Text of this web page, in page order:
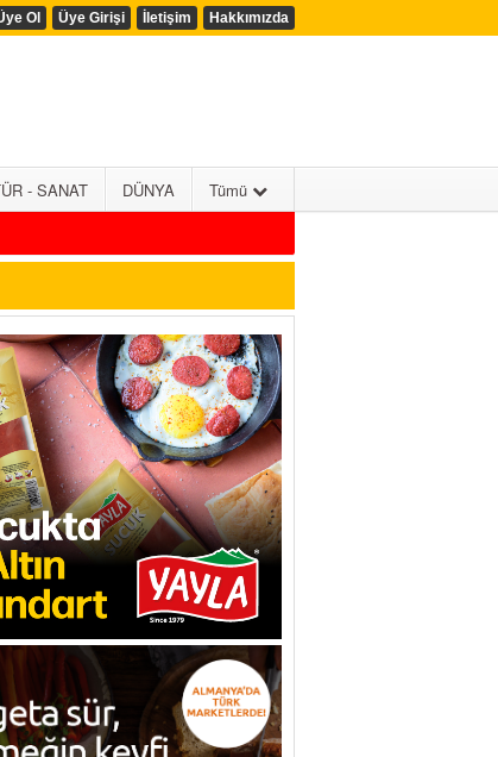
Ol Üye Girişi İletişim Hakkımızda
- SANAT DÜNYA
Tümü